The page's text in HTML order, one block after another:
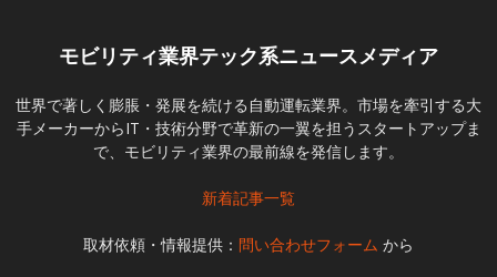
モビリティ業界テック系ニュースメディア
世界で著しく膨脹・発展を続ける自動運転業界。市場を牽引する大
手メーカーからIT・技術分野で革新の一翼を担うスタートアップま
で、モビリティ業界の最前線を発信します。
新着記事一覧
取材依頼・情報提供： 問い合わせフォーム から